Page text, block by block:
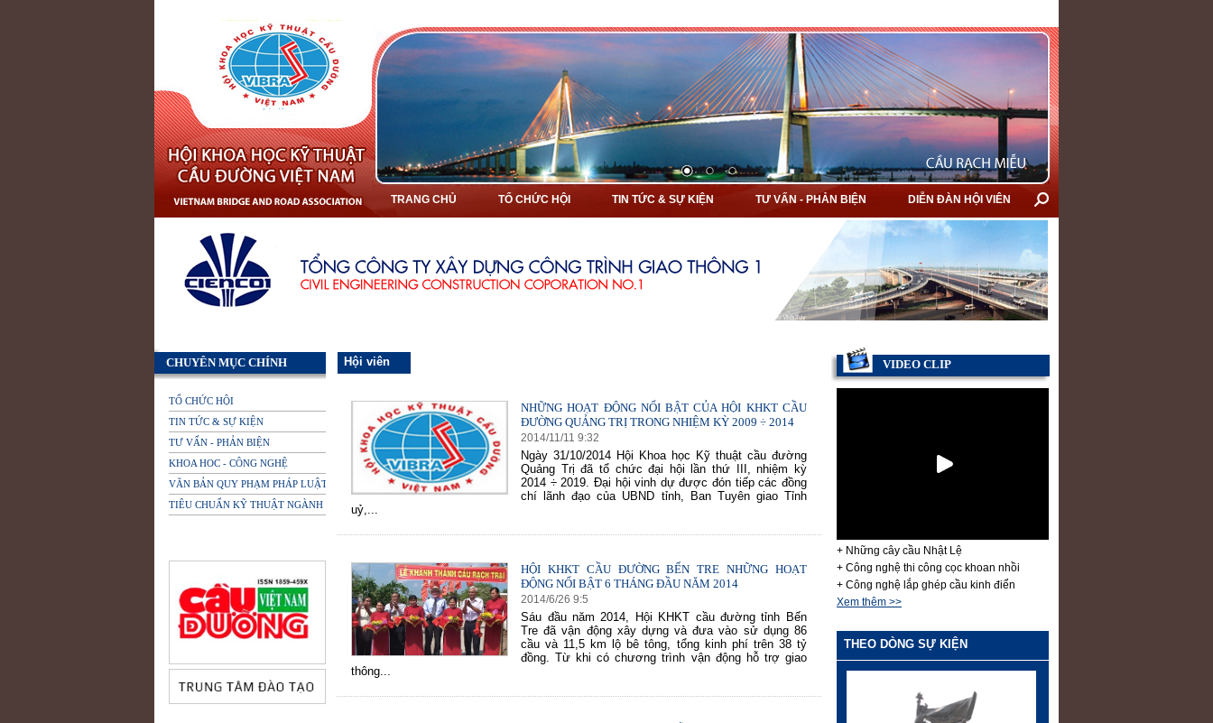
TRANG CHỦ TỔ CHỨC HỘI TIN TỨC & SỰ KIỆN TƯ VẤN - PHẢN BIỆN DIỄN ĐÀN HỘI VIÊN
CHUYÊN MỤC CHÍNH
TỔ CHỨC HỘI
TIN TỨC & SỰ KIỆN
TƯ VẤN - PHẢN BIỆN
KHOA HOC - CÔNG NGHỆ
VĂN BẢN QUY PHẠM PHÁP LUẬT
TIÊU CHUẨN KỸ THUẬT NGÀNH
Hội viên
NHỮNG HOẠT ĐỘNG NỔI BẬT CỦA HỘI KHKT CẦU
ĐƯỜNG QUẢNG TRỊ TRONG NHIỆM KỲ 2009 ÷ 2014
2014/11/11 9:32
Ngày 31/10/2014 Hội Khoa học Kỹ thuật cầu đường
Quảng Trị đã tổ chức đại hội lần thứ III, nhiệm kỳ
2014 ÷ 2019. Đại hội vinh dự được đón tiếp các đồng
chí lãnh đạo của UBND tỉnh, Ban Tuyên giao Tỉnh
uỷ,...
HỘI KHKT CẦU ĐƯỜNG BẾN TRE NHỮNG HOẠT
ĐỘNG NỔI BẬT 6 THÁNG ĐẦU NĂM 2014
2014/6/26 9:5
Sáu đầu năm 2014, Hội KHKT cầu đường tỉnh Bến
Tre đã vận động xây dựng và đưa vào sử dụng 86
cầu và 11,5 km lộ bê tông, tổng kinh phí trên 38 tỷ
đồng. Từ khi có chương trình vận động hỗ trợ giao
thông...
VIDEO CLIP
+ Những cây cầu Nhật Lệ
+ Công nghệ thi công cọc khoan nhồi
+ Công nghệ lắp ghép cầu kinh điển
Xem thêm >>
THEO DÒNG SỰ KIỆN